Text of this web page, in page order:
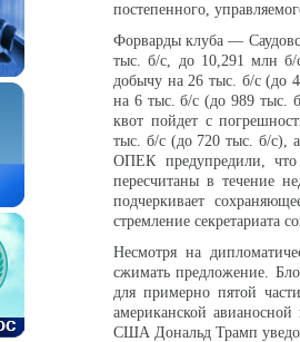
постепенного,
Форварды клуба —
тыс. б/с, до 10,291 млн б/
добычу на 26 тыс. б/с
на 6 тыс. б/с (до 989 тыс.
квот пойдет с
тыс. б/с (до 720 тыс. б/с),
ОПЕК предупредили,
пересчитаны в течение
подчеркивает
стремление секретариата
Несмотря на
сжимать предложение.
для примерно пятой
американской
США Дональд Трамп